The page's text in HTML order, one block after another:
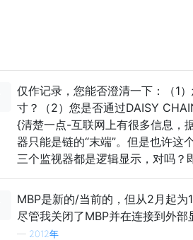
仅作记录，您能否澄清一下：（1
寸？（2）您是否通过DAISY
{清楚一点-互联网上有很多信息，
器只能是链的“末端”。但是也许
三个监视器都是逻辑显示，对吗
MBP是新的/当前的，但从2月起为
尽管我关闭了MBP并在连接到外部
— 2012年